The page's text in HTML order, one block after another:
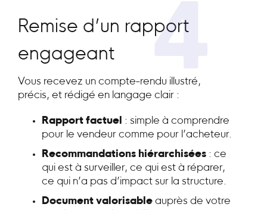
4
Remise d’un rapport
engageant
Vous recevez un compte-rendu illustré,
précis, et rédigé en langage clair :
Rapport factuel : simple à comprendre
pour le vendeur comme pour l’acheteur.
Recommandations hiérarchisées : ce
qui est à surveiller, ce qui est à réparer,
ce qui n’a pas d’impact sur la structure.
Document valorisable auprès de votre